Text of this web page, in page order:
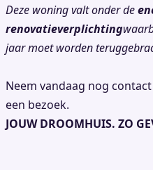
Deze woning valt onder de
renovatieverplichting
jaar moet worden
Neem vandaag nog
een bezoek.
JOUW DROOMHUIS. ZO